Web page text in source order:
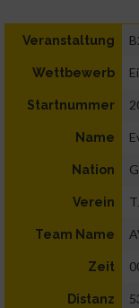
Veranstaltung
Wettbewerb
Startnummer
Name
Nation
Verein
Team Name
Zeit
Distanz